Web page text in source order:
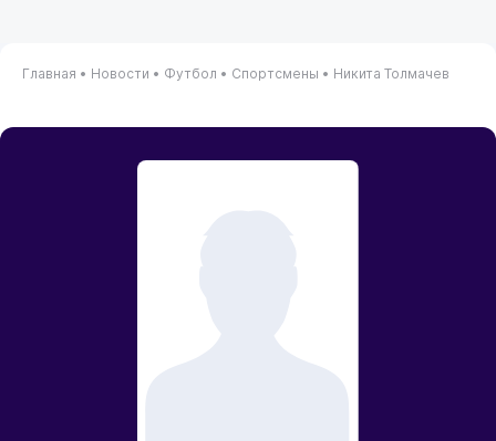
Главная • Новости • Футбол • Спортсмены • Никита Толмачев